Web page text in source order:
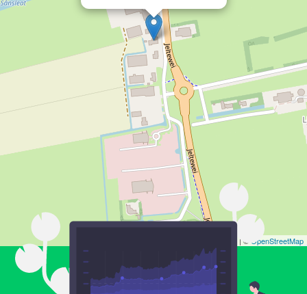
| © OpenStreetMap